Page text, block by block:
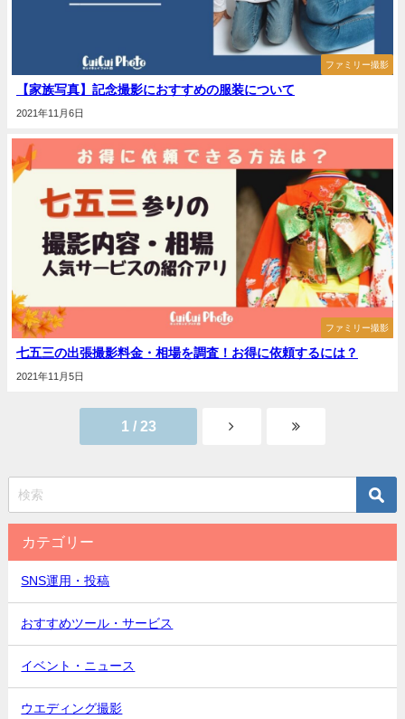
ファミリー撮影
【家族写真】記念撮影におすすめの服装について
2021年11月6日
ファミリー撮影
七五三の出張撮影料金・相場を調査！お得に依頼するには？
2021年11月5日
1 / 23
カテゴリー
SNS運用・投稿
おすすめツール・サービス
イベント・ニュース
ウエディング撮影